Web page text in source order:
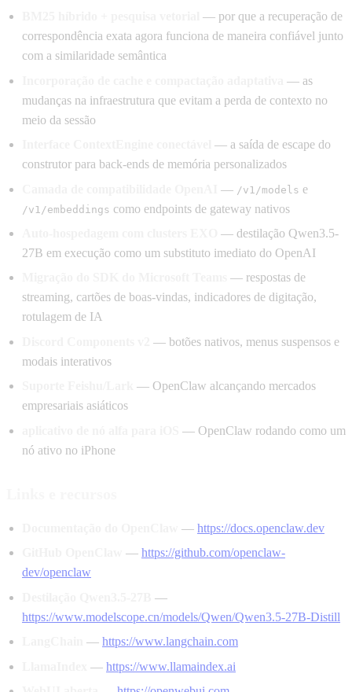
— por que a recuperação de
correspondência exata agora funciona de maneira confiável junto
com a similaridade semântica
— as
mudanças na infraestrutura que evitam a perda de contexto no
meio da sessão
— a saída de escape do
construtor para back-ends de memória personalizados
— /v1/models e
/v1/embeddings como endpoints de gateway nativos
— destilação Qwen3.5-
27B em execução como um substituto imediato do OpenAI
— respostas de
streaming, cartões de boas-vindas, indicadores de digitação,
rotulagem de IA
— botões nativos, menus suspensos e
modais interativos
— OpenClaw alcançando mercados
empresariais asiáticos
— OpenClaw rodando como um
nó ativo no iPhone
— https://docs.openclaw.dev
— https://github.com/openclaw-
dev/openclaw
—
https://www.modelscope.cn/models/Qwen/Qwen3.5-27B-Distill
— https://www.langchain.com
— https://www.llamaindex.ai